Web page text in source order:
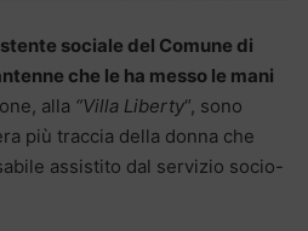
sociale del Comune di
che le ha messo le mani
alla “Villa Liberty“, sono
più traccia della donna che
assistito dal servizio socio-